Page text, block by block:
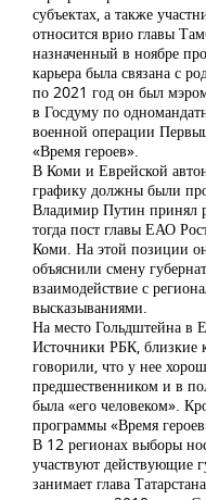
субъектах, а также
относится врио главы
назначенный в ноябре
карьера была связана с
по 2021 год он был
в Госдуму по
военной операции
«Время героев».
В Коми и Еврейской
графику должны были
Владимир Путин принял
тогда пост главы ЕАО
Коми. На этой позиции
объяснили смену
взаимодействие с
высказываниями.
На место Гольдштейна
Источники РБК, близкие
говорили, что у нее
предшественником и в
была «его человеком».
программы «Время
В 12 регионах выборы
участвуют действующие
занимает глава